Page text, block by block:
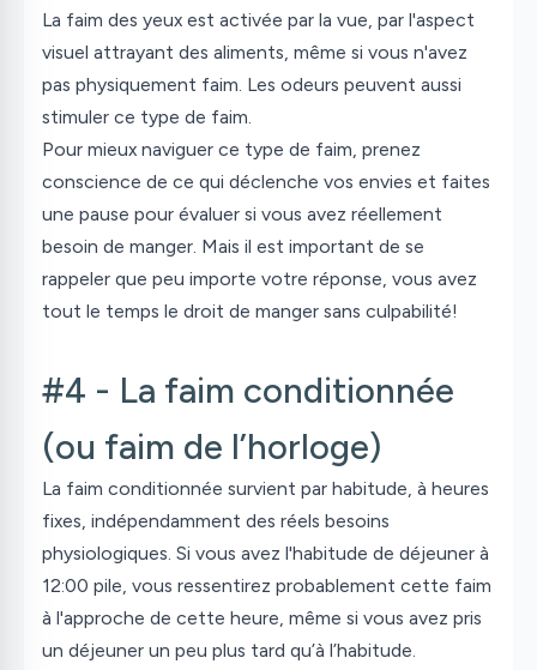
La faim des yeux est activée par la vue, par l'aspect
visuel attrayant des aliments, même si vous n'avez
pas physiquement faim. Les odeurs peuvent aussi
stimuler ce type de faim.
Pour mieux naviguer ce type de faim, prenez
conscience de ce qui déclenche vos envies et faites
une pause pour évaluer si vous avez réellement
besoin de manger. Mais il est important de se
rappeler que peu importe votre réponse, vous avez
tout le temps le droit de manger sans culpabilité!
#4 - La faim conditionnée
(ou faim de l’horloge)
La faim conditionnée survient par habitude, à heures
fixes, indépendamment des réels besoins
physiologiques. Si vous avez l'habitude de déjeuner à
12:00 pile, vous ressentirez probablement cette faim
à l'approche de cette heure, même si vous avez pris
un déjeuner un peu plus tard qu’à l’habitude.